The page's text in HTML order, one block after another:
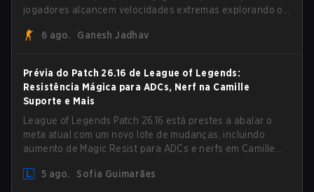
jogadores alcancem velocidades extremas explorando o
6 ago.
Ganesh Jadhav
Prévia do Patch 26.16 de League of Legends:
Resistência Mágica para ADCs, Nerf na Camille
Suporte e Mais
League of Legends Patch 26.16 está prestes a abalar o
meta atual com um novo lote de mudanças, incluindo
aumento de Magic Resist para ADCs e nerfs em Camille
5 ago.
Sofia Guimarães